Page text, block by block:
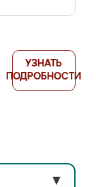
УЗНАТЬ
ПОДРОБНОСТИ
▼